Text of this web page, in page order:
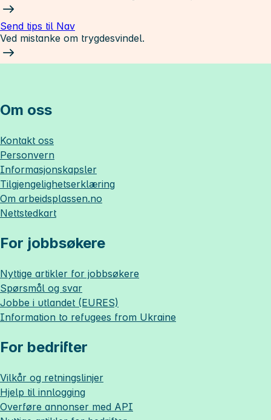
Send tips til Nav
Ved mistanke om trygdesvindel.
Om oss
Kontakt oss
Personvern
Informasjonskapsler
Tilgjengelighetserklæring
Om arbeidsplassen.no
Nettstedkart
For jobbsøkere
Nyttige artikler for jobbsøkere
Spørsmål og svar
Jobbe i utlandet (EURES)
Information to refugees from Ukraine
For bedrifter
Vilkår og retningslinjer
Hjelp til innlogging
Overføre annonser med API